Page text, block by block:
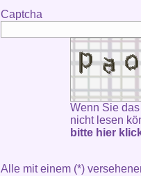
Captcha
Wenn Sie
nicht lesen
bitte hier
Alle mit einem (*)